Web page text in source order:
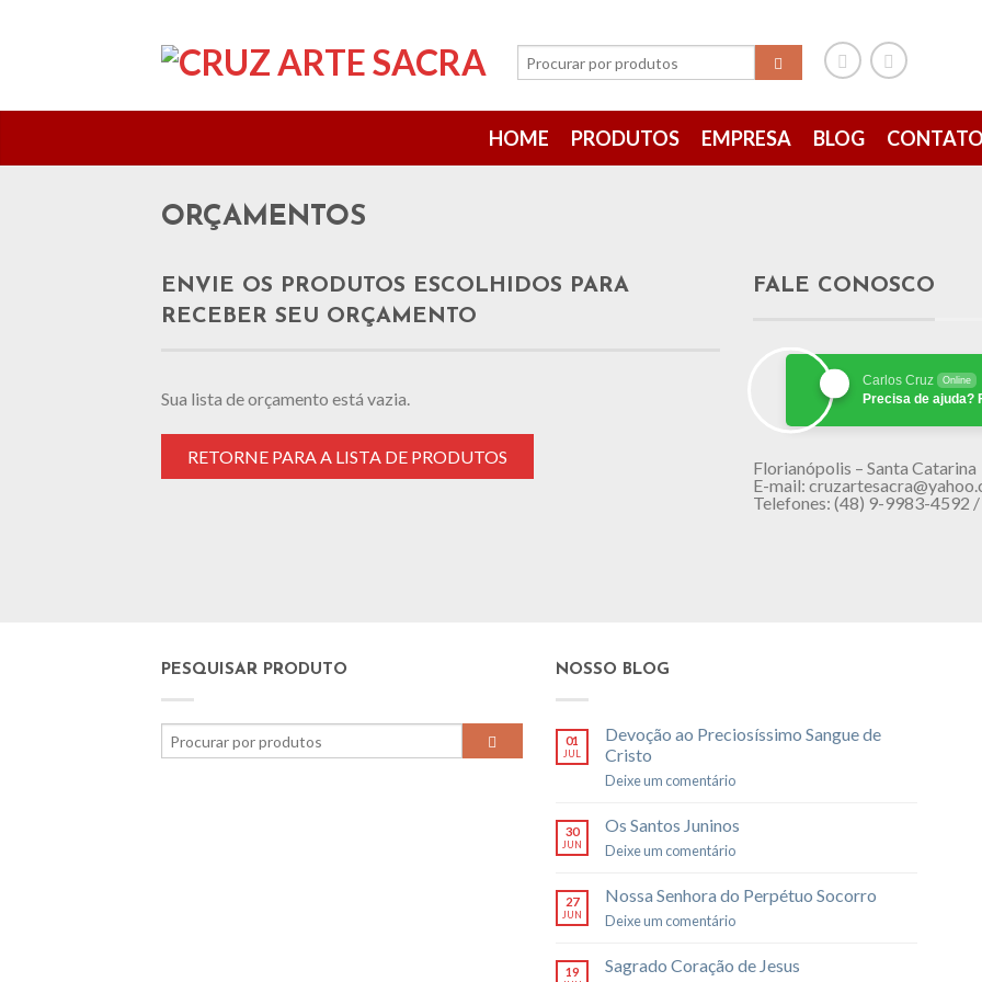
HOME PRODUTOS EMPRESA BLOG CONTATO
ORÇAMENTOS
ENVIE OS PRODUTOS ESCOLHIDOS PARA
RECEBER SEU ORÇAMENTO
Sua lista de orçamento está vazia.
RETORNE PARA A LISTA DE PRODUTOS
FALE CONOSCO
Carlos Cruz Online
Precisa de ajuda?
Florianópolis – Santa Catarina
E-mail:
Telefones: (48) 9-9983-
PESQUISAR PRODUTO NOSSO BLOG
01
JUL
Devoção ao Preciosíssimo Sangue de
Cristo
Deixe um comentário
30
JUN
Os Santos Juninos
Deixe um comentário
27
JUN
Nossa Senhora do Perpétuo Socorro
Deixe um comentário
19 Sagrado Coração de Jesus